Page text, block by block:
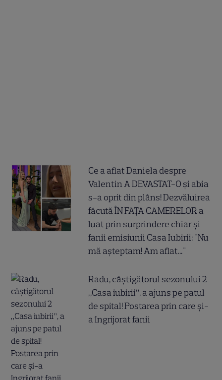
Ce a aflat Daniela despre
Valentin A DEVASTAT-O și abia
s-a oprit din plâns! Dezvăluirea
făcută ÎN FAȚA CAMERELOR a
luat prin surprindere chiar și
fanii emisiunii Casa Iubirii: "Nu
mă așteptam! Am aflat..."
Radu, câștigătorul sezonului 2
„Casa iubirii”, a ajuns pe patul
de spital! Postarea prin care și-
a îngrijorat fanii